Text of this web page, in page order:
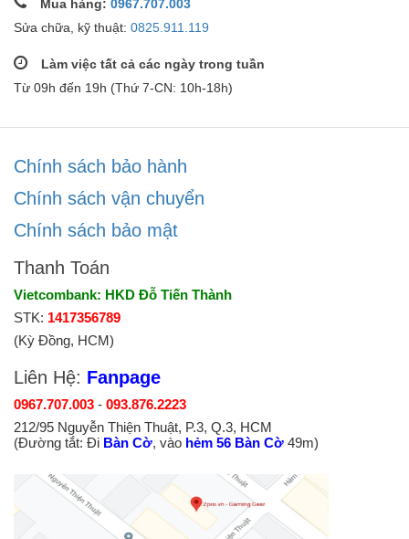
Mua hàng: 0967.707.003
Sửa chữa, kỹ thuật: 0825.911.119
Làm việc tất cả các ngày trong tuần
Từ 09h đến 19h (Thứ 7-CN: 10h-18h)
Chính sách bảo hành
Chính sách vận chuyển
Chính sách bảo mật
Thanh Toán
Vietcombank: HKD Đỗ Tiến Thành
STK: 1417356789
(Kỳ Đồng, HCM)
Liên Hệ: Fanpage
0967.707.003 - 093.876.2223
212/95 Nguyễn Thiện Thuật, P.3, Q.3, HCM
(Đường tắt: Đi Bàn Cờ, vào hẻm 56 Bàn Cờ 49m)